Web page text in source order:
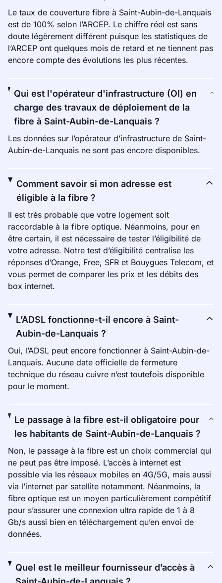
Le taux de couverture fibre à Saint-Aubin-de-Lanquais
est de 100% selon l’ARCEP. Le chiffre réel est sans
doute légèrement différent puisque les statistiques de
l’ARCEP ont quelques mois de retard et ne tiennent pas
encore compte des évolutions les plus récentes.
Qui est l'opérateur d'infrastructure (OI) en
charge des travaux de déploiement de la
fibre à Saint-Aubin-de-Lanquais ?
Les données sur l’opérateur d’infrastructure de Saint-
Aubin-de-Lanquais ne sont pas encore disponibles.
Comment savoir si mon adresse est
éligible à la fibre ?
Il est très probable que votre logement soit
raccordable à la fibre optique. Néanmoins, pour en
être certain, il est nécessaire de tester l’éligibilité de
votre adresse. Notre test d’éligibilité centralise les
réponses d’Orange, Free, SFR et Bouygues Telecom, et
vous permet de comparer les prix et les débits des
box internet.
L’ADSL fonctionne-t-il encore à Saint-
Aubin-de-Lanquais ?
Oui, l’ADSL peut encore fonctionner à Saint-Aubin-de-
Lanquais. Aucune date officielle de fermeture
technique du réseau cuivre n’est toutefois disponible
pour le moment.
Le passage à la fibre est-il obligatoire pour
les habitants de Saint-Aubin-de-Lanquais ?
Non, le passage à la fibre est un choix commercial qui
ne peut pas être imposé. L’accès à internet est
possible via les réseaux mobiles en 4G/5G, mais aussi
via l’internet par satellite notamment. Néanmoins, la
fibre optique est un moyen particulièrement compétitif
pour s’assurer une connexion ultra rapide de 1 à 8
Gb/s aussi bien en téléchargement qu’en envoi de
données.
Quel est le meilleur fournisseur d’accès à